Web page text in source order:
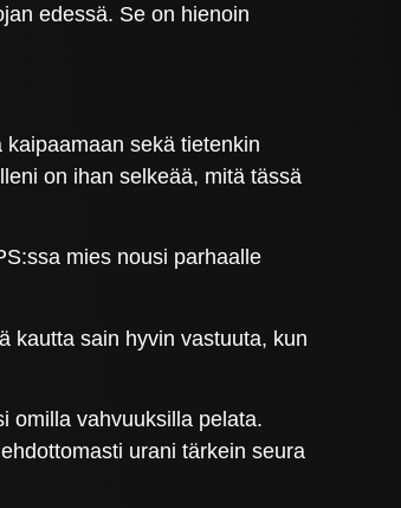
edessä. Se on hienoin
sekä tietenkin
on ihan selkeää, mitä tässä
mies nousi parhaalle
kautta sain hyvin vastuuta, kun
omilla vahvuuksilla pelata.
urani tärkein seura